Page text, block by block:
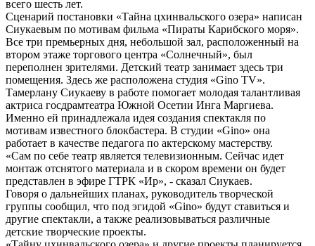
всего шесть лет.
Сценарий постановки «Тайна цхинвальского озера» написан
Сиукаевым по мотивам фильма «Пираты Карибского моря».
Все три премьерных дня, небольшой зал, расположенный на
втором этаже торгового центра «Солнечный», был
переполнен зрителями. Детский театр занимает здесь три
помещения. Здесь же расположена студия «Gino TV».
Тамерлану Сиукаеву в работе помогает молодая талантливая
актриса госдрамтеатра Южной Осетии Инга Маргиева.
Именно ей принадлежала идея создания спектакля по
мотивам известного блокбастера. В студии «Gino» она
работает в качестве педагога по актерскому мастерству.
«Сам по себе театр является телевизионным. Сейчас идет
монтаж отснятого материала и в скором времени он будет
представлен в эфире ГТРК «Ир», - сказал Сиукаев.
Говоря о дальнейших планах, руководитель творческой
группы сообщил, что под эгидой «Gino» будут ставиться и
другие спектакли, а также реализовываться различные
детские творческие проекты.